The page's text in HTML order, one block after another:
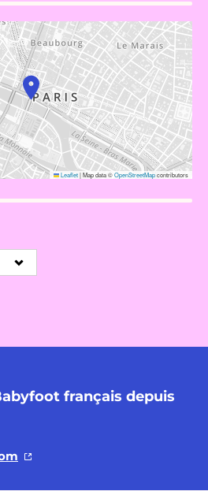
Leaflet|Map data ©OpenStreetMapcontributors
français depuis